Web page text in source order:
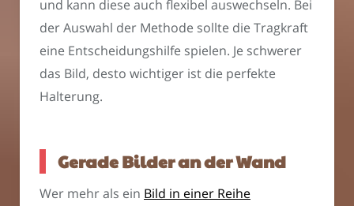
und kann diese auch flexibel auswechseln. Bei
der Auswahl der Methode sollte die Tragkraft
eine Entscheidungshilfe spielen. Je schwerer
das Bild, desto wichtiger ist die perfekte
Halterung.
Gerade Bilder an der Wand
Wer mehr als ein Bild in einer Reihe